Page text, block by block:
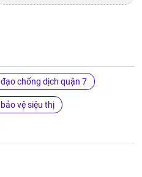
chống dịch quận 7
vệ siệu thị